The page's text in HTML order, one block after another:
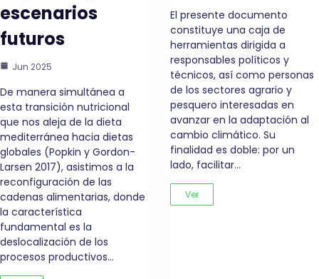
escenarios
futuros
Jun 2025
De manera simultánea a
esta transición nutricional
que nos aleja de la dieta
mediterránea hacia dietas
globales (Popkin y Gordon-
Larsen 2017), asistimos a la
reconfiguración de las
cadenas alimentarias, donde
la característica
fundamental es la
deslocalización de los
procesos productivos…
El presente documento
constituye una caja de
herramientas dirigida a
responsables políticos y
técnicos, así como personas
de los sectores agrario y
pesquero interesadas en
avanzar en la adaptación al
cambio climático. Su
finalidad es doble: por un
lado, facilitar…
Ver